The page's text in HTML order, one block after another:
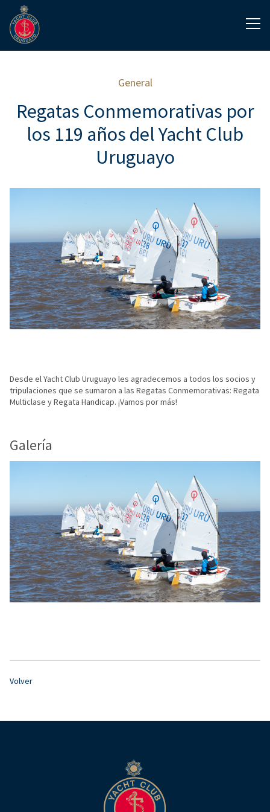
General
Regatas Conmemorativas por
los 119 años del Yacht Club
Uruguayo
Desde el Yacht Club Uruguayo les agradecemos a todos los socios y
tripulaciones que se sumaron a las Regatas Conmemorativas: Regata
Multiclase y Regata Handicap. ¡Vamos por más!
Galería
Volver